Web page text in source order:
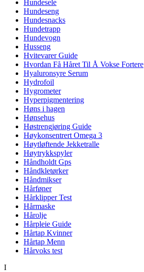
Hundesele
Hundeseng
Hundesnacks
Hundetrapp
Hundevogn
Husseng
Hvitevarer Guide
Hvordan Få Håret Til Å Vokse Fortere
Hyaluronsyre Serum
Hydrofoil
Hygrometer
Hyperpigmentering
Høns i hagen
Hønsehus
Høstrengjøring Guide
Høykonsentrert Omega 3
Høytløftende Jekketralle
Høytrykkspyler
Håndholdt Gps
Håndkletørker
Håndmikser
Hårføner
Hårklipper Test
Hårmaske
Hårolje
Hårpleie Guide
Hårtap Kvinner
Hårtap Menn
Hårvoks test
I